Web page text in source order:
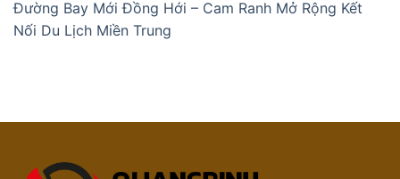
Đường Bay Mới Đồng Hới – Cam Ranh Mở Rộng Kết
Nối Du Lịch Miền Trung